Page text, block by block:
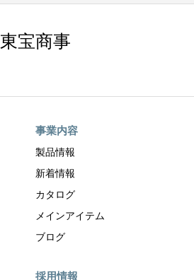
東宝商事
事業内容
製品情報
新着情報
カタログ
メインアイテム
ブログ
採用情報